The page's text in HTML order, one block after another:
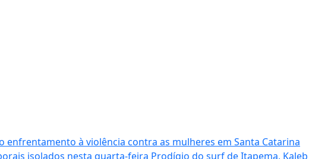
à violência contra as mulheres em Santa Catarina
isolados nesta quarta-feira Prodígio do surf de Itapema, Kaleb